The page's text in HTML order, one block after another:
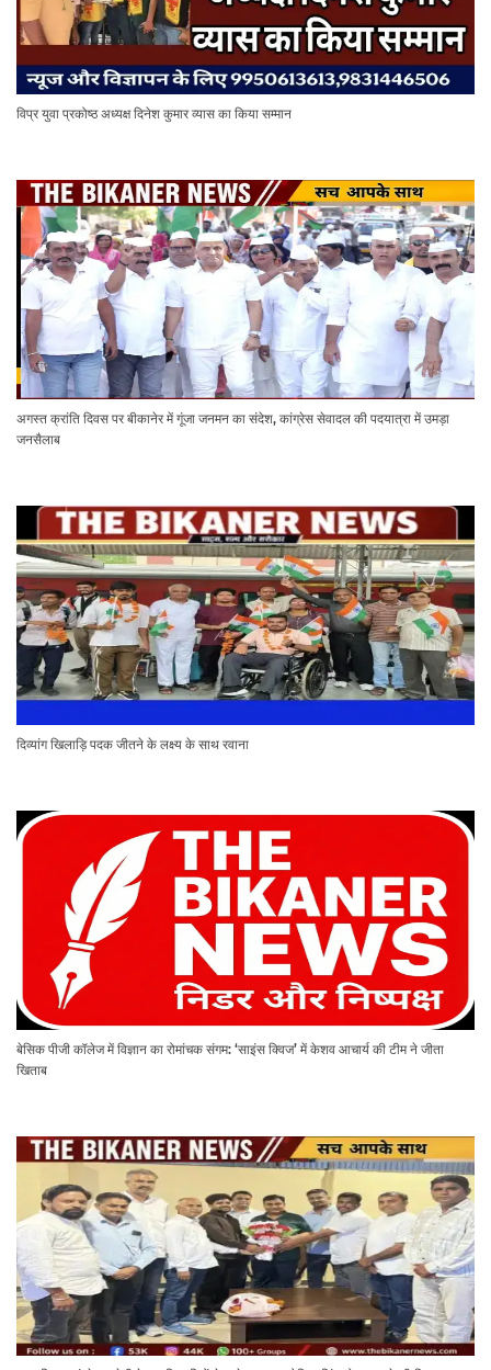
विप्र युवा प्रकोष्ठ अध्यक्ष दिनेश कुमार व्यास का किया सम्मान
अगस्त क्रांति दिवस पर बीकानेर में गूंजा जनमन का संदेश, कांग्रेस सेवादल की पदयात्रा में उमड़ा
जनसैलाब
दिव्यांग खिलाड़ि पदक जीतने के लक्ष्य के साथ रवाना
बेसिक पीजी कॉलेज में विज्ञान का रोमांचक संगम: ‘साइंस क्विज’ में केशव आचार्य की टीम ने जीता
खिताब